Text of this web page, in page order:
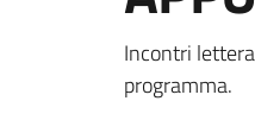
Incontri
programma.